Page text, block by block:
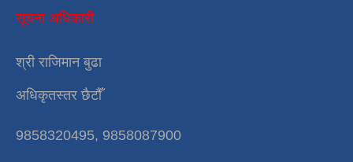
सूचना अधिकारी
श्री राजिमान बुढा
अधिकृतस्तर छैटौँ
9858320495, 9858087900